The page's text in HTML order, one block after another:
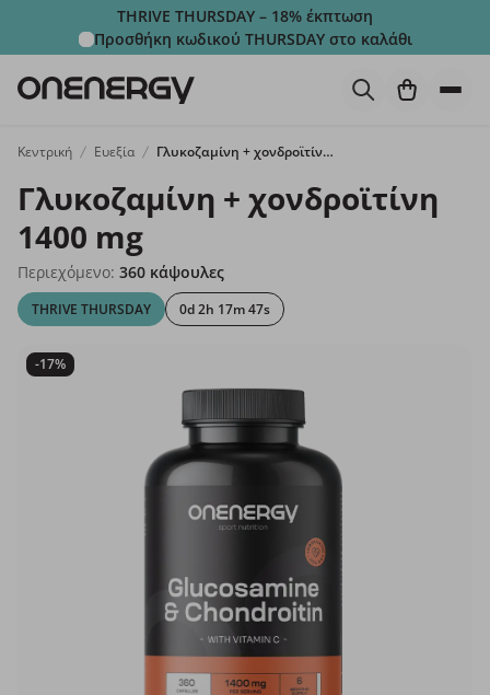
THRIVE THURSDAY – 18% έκπτωση
Προσθήκη κωδικού THURSDAYστο καλάθι
Κεντρική Ευεξία Γλυκοζαμίνη + χονδροϊτίνη 1400 mg
Γλυκοζαμίνη + χονδροϊτίνη
1400 mg
Περιεχόμενο: 360 κάψουλες
THRIVE THURSDAY 0d 2h 17m 46s
-17%